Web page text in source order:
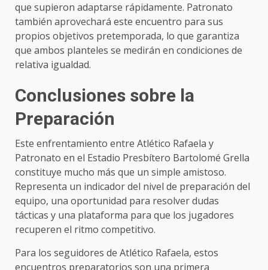
que supieron adaptarse rápidamente. Patronato
también aprovechará este encuentro para sus
propios objetivos pretemporada, lo que garantiza
que ambos planteles se medirán en condiciones de
relativa igualdad.
Conclusiones sobre la
Preparación
Este enfrentamiento entre Atlético Rafaela y
Patronato en el Estadio Presbítero Bartolomé Grella
constituye mucho más que un simple amistoso.
Representa un indicador del nivel de preparación del
equipo, una oportunidad para resolver dudas
tácticas y una plataforma para que los jugadores
recuperen el ritmo competitivo.
Para los seguidores de Atlético Rafaela, estos
encuentros preparatorios son una primera